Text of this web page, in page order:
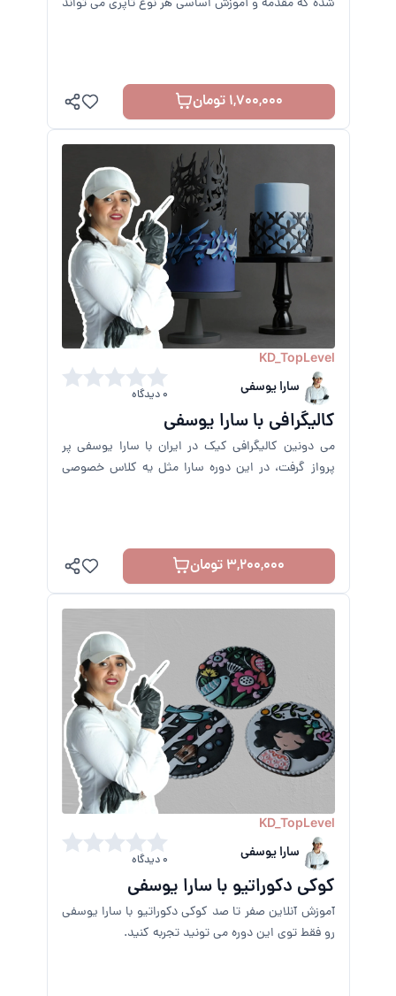
1,700,000 تومان
KD_TopLevel
سارا یوسفی 0 دیدگاه
کالیگرافی با سارا یوسفی
می دونین کالیگرافی کیک در ایران با سارا یوسفی پر
پرواز گرفت، در این دوره سارا مثل یه کلاس خصوصی
3,200,000 تومان
KD_TopLevel
سارا یوسفی 0 دیدگاه
کوکی دکوراتیو با سارا یوسفی
آموزش آنلاین صفر تا صد کوکی دکوراتیو با سارا یوسفی
رو فقط توی این دوره می تونید تجربه کنید.